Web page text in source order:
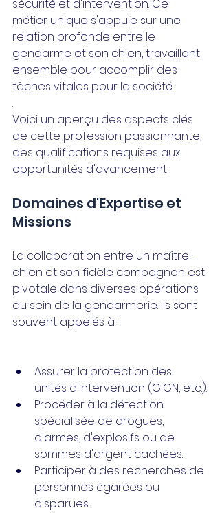
sécurité et d'intervention. Ce
métier unique s'appuie sur une
relation profonde entre le
gendarme et son chien, travaillant
ensemble pour accomplir des
tâches vitales pour la société.
.
Voici un aperçu des aspects clés
de cette profession passionnante,
des qualifications requises aux
opportunités d'avancement :
Domaines d'Expertise et
Missions
La collaboration entre un maître-
chien et son fidèle compagnon est
pivotale dans diverses opérations
au sein de la gendarmerie. Ils sont
souvent appelés à :
Assurer la protection des
unités d'intervention (GIGN, etc.).
Procéder à la détection
spécialisée de drogues,
d'armes, d'explosifs ou de
sommes d'argent cachées.
Participer à des recherches de
personnes égarées ou
disparues.